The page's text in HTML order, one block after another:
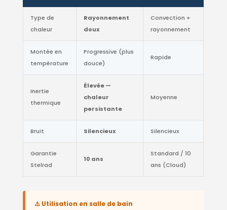
Type de
chaleur
Rayonnement
doux
Convection +
rayonnement
Montée en
température
Progressive (plus
douce)
Rapide
Inertie
thermique
Élevée —
chaleur
persistante
Moyenne
Bruit Silencieux Silencieux
Garantie
Stelrad
10 ans
Standard / 10
ans (Cloud)
⚠️ Utilisation en salle de bain